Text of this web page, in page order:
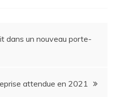
dans un nouveau porte-
attendue en 2021